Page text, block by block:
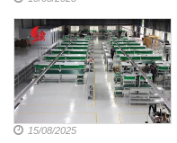
15/08/2025